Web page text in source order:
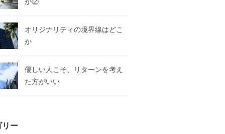
オリジナリティの境界線はどこ
か
優しい人こそ、リターンを考え
た方がいい
リー